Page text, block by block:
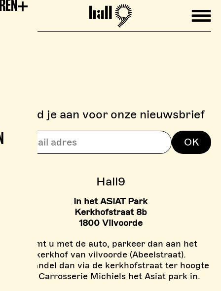
Mobile
Hall9
> BOULDERZONE
> TARIEVEN BOULDER
Hall9
In het ASIAT Park
Kerkhofstraat 8b
1800 Vilvoorde
Komt u met de auto, parkeer dan aan het
kerkhof van vilvoorde (Abeelstraat).
En wandel dan via de kerkhofstraat ter hoogte
van Carrosserie Michiels het Asiat park in.
Meld je aan voor onze nieuwsbrief
OK